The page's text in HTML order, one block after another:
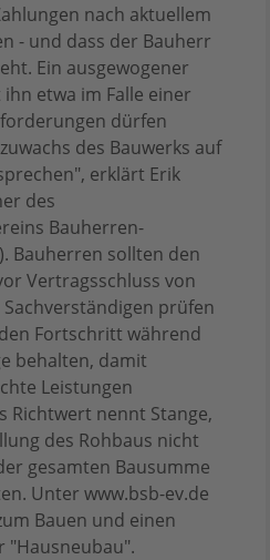
nach aktuellem
- und dass der Bauherr
Ein ausgewogener
etwa im Falle einer
dürfen
des Bauwerks auf
erklärt Erik
des
Bauherren-
Bauherren sollten den
Vertragsschluss von
prüfen
Fortschritt während
behalten, damit
Leistungen
Richtwert nennt Stange,
des Rohbaus nicht
gesamten Bausumme
Unter www.bsb-ev.de
Bauen und einen
"Hausneubau".